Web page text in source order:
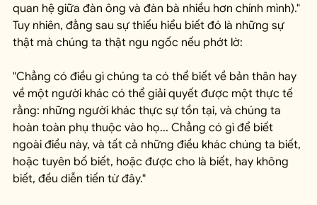
quan hệ giữa đàn ông và đàn bà nhiều hơn chính mình)."
Tuy nhiên, đằng sau sự thiếu hiểu biết đó là những sự
thật mà chúng ta thật ngu ngốc nếu phớt lờ:
"Chẳng có điều gì chúng ta có thể biết về bản thân hay
về một người khác có thể giải quyết được một thực tế
rằng: những người khác thực sự tồn tại, và chúng ta
hoàn toàn phụ thuộc vào họ... Chẳng có gì để biết
ngoài điều này, và tất cả những điều khác chúng ta biết,
hoặc tuyên bố biết, hoặc được cho là biết, hay không
biết, đều diễn tiến từ đây."